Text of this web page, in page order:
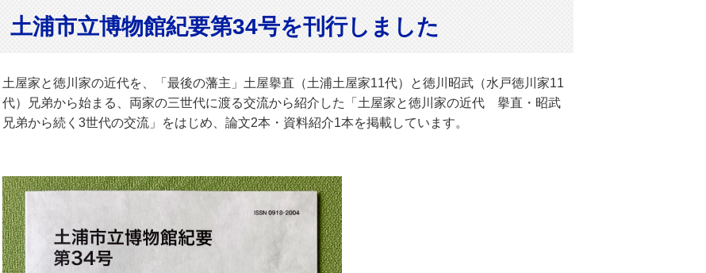
土浦市立博物館紀要第34号を刊行しました
土屋家と徳川家の近代を、「最後の藩主」土屋擧直（土浦土屋家11代）と徳川昭武（水戸徳川家11
代）兄弟から始まる、両家の三世代に渡る交流から紹介した「土屋家と徳川家の近代 擧直・昭武
兄弟から続く3世代の交流」をはじめ、論文2本・資料紹介1本を掲載しています。
LINEで送る